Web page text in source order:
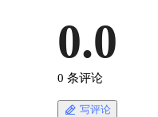
0.0
0 条评论
写评论